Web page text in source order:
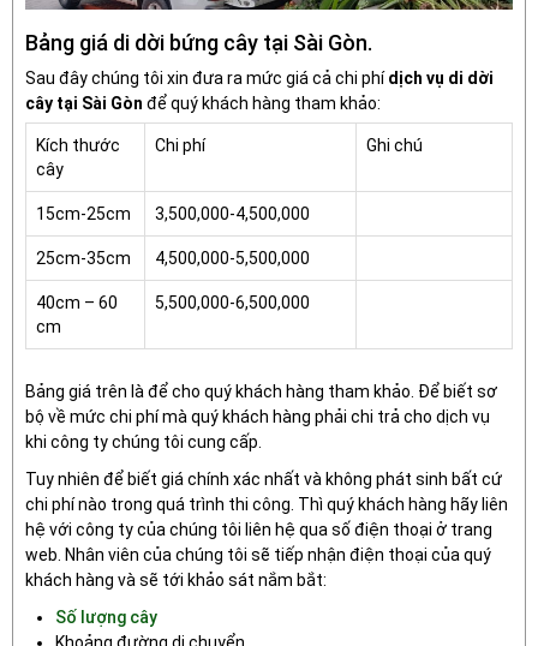
Bảng giá di dời bứng cây tại Sài Gòn.
Sau đây chúng tôi xin đưa ra mức giá cả chi phídịch vụ di dời
cây tại Sài Gòn để quý khách hàng tham khảo:
Kích thước
cây
Chi phí Ghi chú
15cm-25cm 3,500,000-4,500,000
25cm-35cm 4,500,000-5,500,000
40cm – 60
cm
5,500,000-6,500,000
Bảng giá trên là để cho quý khách hàng tham khảo. Để biết sơ
bộ về mức chi phí mà quý khách hàng phải chi trả cho dịch vụ
khi công ty chúng tôi cung cấp.
Tuy nhiên để biết giá chính xác nhất và không phát sinh bất cứ
chi phí nào trong quá trình thi công. Thì quý khách hàng hãy liên
hệ với công ty của chúng tôi liên hệ qua số điện thoại ở trang
web. Nhân viên của chúng tôi sẽ tiếp nhận điện thoại của quý
khách hàng và sẽ tới khảo sát nắm bắt:
Số lượng cây